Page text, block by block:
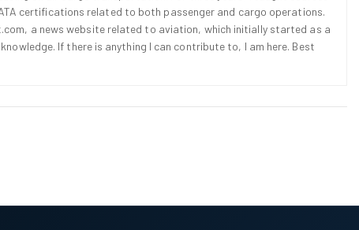
certifications related to both passenger and cargo operations.
a news website related to aviation, which initially started as a
If there is anything I can contribute to, I am here. Best